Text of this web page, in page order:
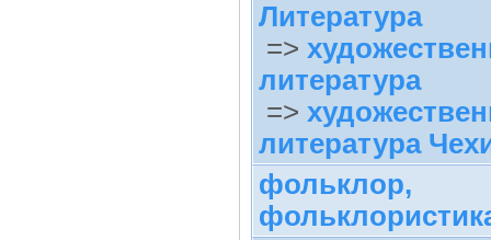
Литература
=>
литература
=>
литература
фольклор,